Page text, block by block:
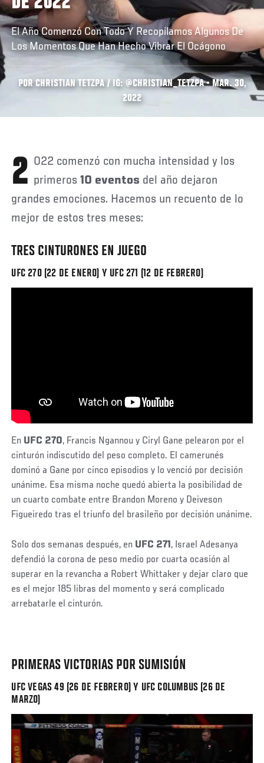
El Año Comenzó Con Todo Y Recopilamos Algunos De
Los Momentos Que Han Hecho Vibrar El Ocágono
POR CHRISTIAN TETZPA / IG: @CHRISTIAN_TETZPA • MAR. 30,
2022
2022 comenzó con mucha intensidad y los primeros10 eventos del año dejaron
grandes emociones. Hacemos un recuento de lo
mejor de estos tres meses:
TRES CINTURONES EN JUEGO
UFC 270 (22 DE ENERO) Y UFC 271 (12 DE FEBRERO)
En UFC 270, Francis Ngannou y Ciryl Gane pelearon por el
cinturón indiscutido del peso completo. El camerunés
dominó a Gane por cinco episodios y lo venció por decisión
unánime. Esa misma noche quedó abierta la posibilidad de
un cuarto combate entre Brandon Moreno y Deiveson
Figueiredo tras el triunfo del brasileño por decisión unánime.
Solo dos semanas después, en UFC 271, Israel Adesanya
defendió la corona de peso medio por cuarta ocasión al
superar en la revancha a Robert Whittaker y dejar claro que
es el mejor 185 libras del momento y será complicado
arrebatarle el cinturón.
PRIMERAS VICTORIAS POR SUMISIÓN
UFC VEGAS 49 (26 DE FEBRERO) Y UFC COLUMBUS (26 DE
MARZO)